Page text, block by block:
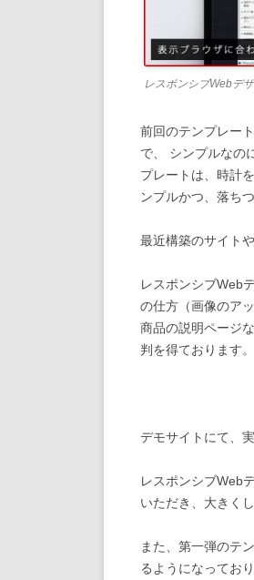
レスポンシブWebデ
前回のテンプレー
で、 シンプルなの
プレートは、時計
ンプルかつ、落ち
最近構築のサイト
レスポンシブWeb
の仕方（画像のア
商品の説明ページ
判を得ております。
デモサイトにて、
レスポンシブWeb
いただき、大きく
また、第一弾のテ
るようになっており